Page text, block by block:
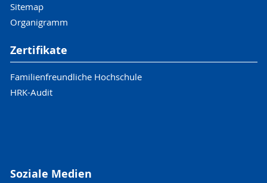
Sitemap
Organigramm
Zertifikate
Familienfreundliche Hochschule
HRK-Audit
Soziale Medien